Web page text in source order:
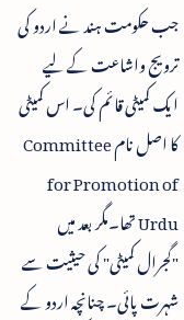
جب حکومت ہند نے اردو کی
ترویج واشاعت کے لیے
ایک کمیٹی قائم کی۔ اس کمیٹی
کا اصل نام Committee
for Promotion of
Urdu تھا۔مگر بعد میں
"گجرال کمیٹی" کی حیثیت سے
شہرت پائی۔ چنانچہ اردو کے